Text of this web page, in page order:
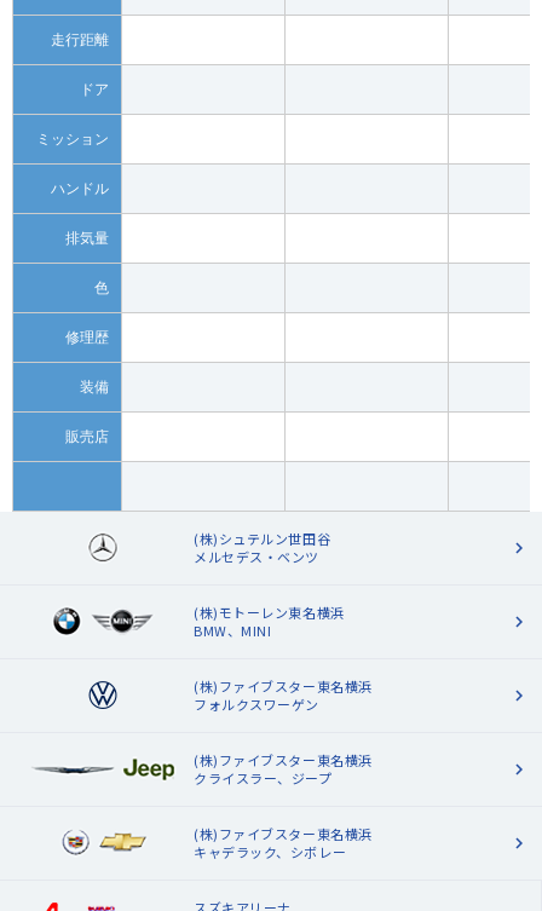
走行距離
ドア
ミッション
ハンドル
排気量
色
修理歴
装備
販売店
(株)シュテルン世田谷
メルセデス・ベンツ
(株)モトーレン東名横浜
BMW、MINI
(株)ファイブスター東名横浜
フォルクスワーゲン
(株)ファイブスター東名横浜
クライスラー、ジープ
(株)ファイブスター東名横浜
キャデラック、シボレー